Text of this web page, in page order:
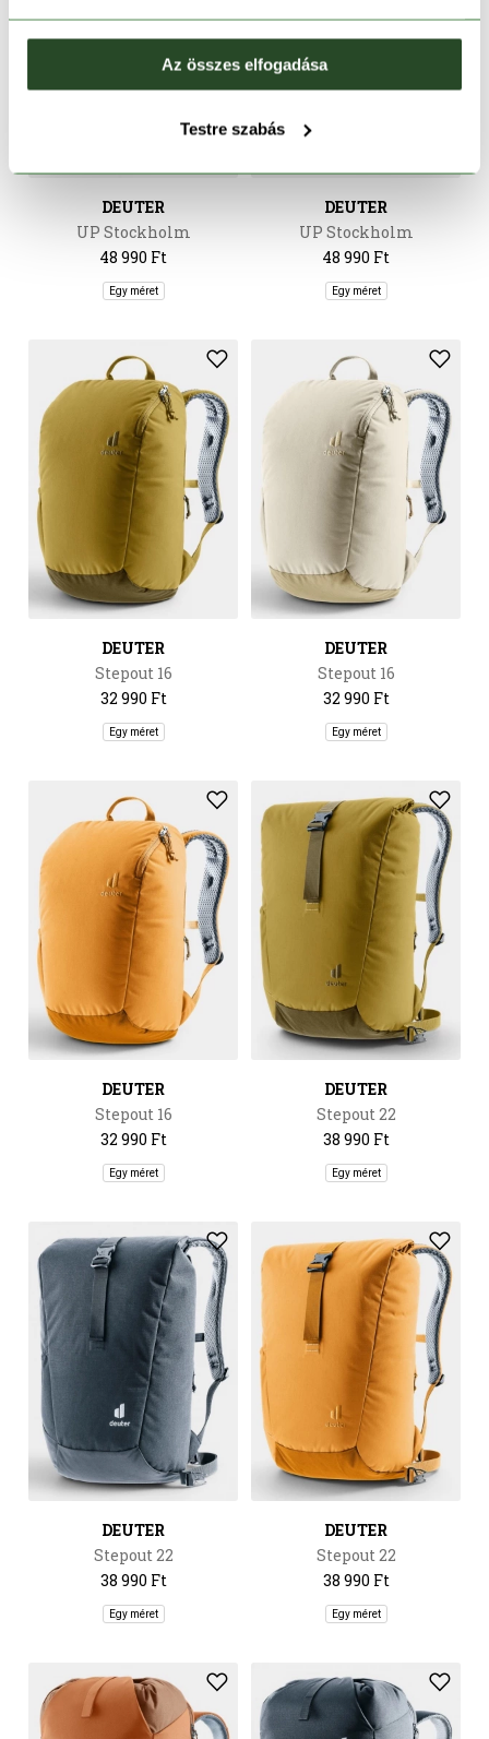
Az összes elfogadása
Testre szabás
DEUTER
UP Stockholm
48 990 Ft
Egy méret
DEUTER
UP Stockholm
48 990 Ft
Egy méret
DEUTER
Stepout 16
32 990 Ft
Egy méret
DEUTER
Stepout 16
32 990 Ft
Egy méret
DEUTER
Stepout 16
32 990 Ft
Egy méret
DEUTER
Stepout 22
38 990 Ft
Egy méret
DEUTER
Stepout 22
38 990 Ft
Egy méret
DEUTER
Stepout 22
38 990 Ft
Egy méret